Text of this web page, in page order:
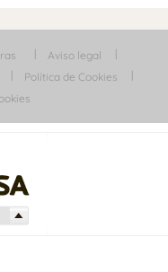
Aviso legal
Política de Cookies